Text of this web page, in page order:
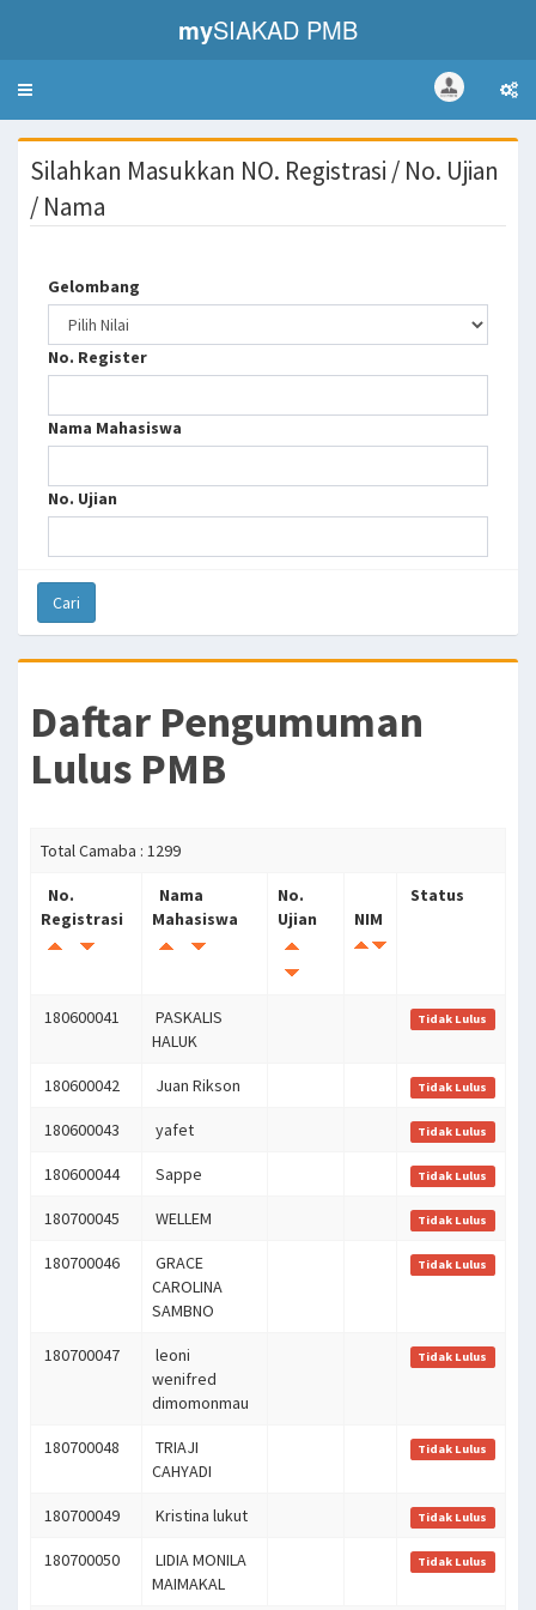
mySIAKAD PMB
Toggle
Silahkan Masukkan NO. Registrasi / No. Ujian
/ Nama
Gelombang
No. Register
Nama Mahasiswa
No. Ujian
Daftar Pengumuman
Lulus PMB
Total Camaba : 1299
No.
Registrasi
Nama
Mahasiswa
No.
Ujian
NIM
Status
180600041
PASKALIS
HALUK
Tidak Lulus
180600042 Juan Rikson Tidak Lulus
180600043 yafet Tidak Lulus
180600044 Sappe Tidak Lulus
180700045 WELLEM Tidak Lulus
180700046
GRACE
CAROLINA
SAMBNO
Tidak Lulus
180700047
leoni
wenifred
dimomonmau
Tidak Lulus
180700048
TRIAJI
CAHYADI
Tidak Lulus
180700049 Kristina lukut Tidak Lulus
180700050
LIDIA MONILA
MAIMAKAL
Tidak Lulus